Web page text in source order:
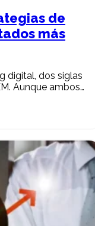
de
más
digital, dos siglas
Aunque ambos…